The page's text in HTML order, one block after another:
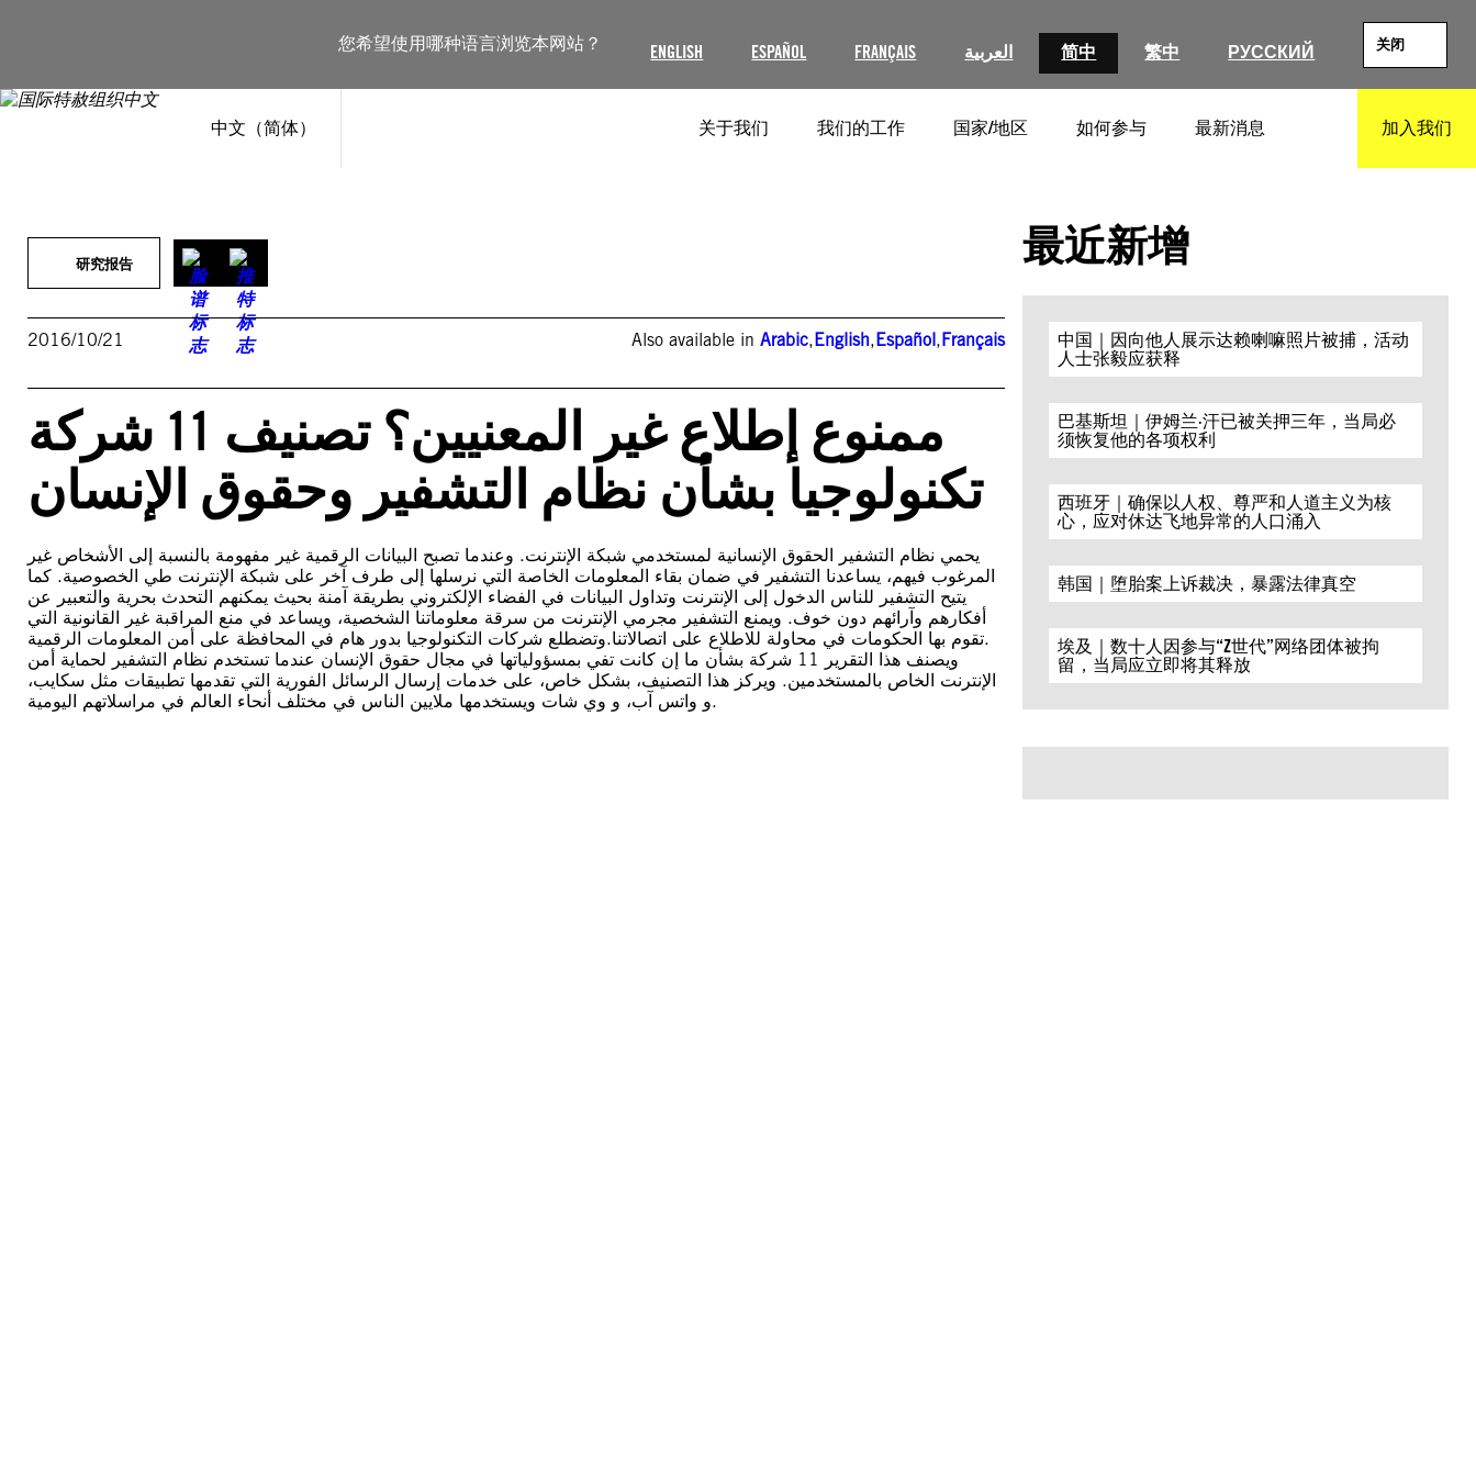
您希望使用哪种语言浏览本网站？ ENGLISH ESPAÑOL FRANÇAIS العربية 简中 繁中 РУССКИЙ 关闭
中文（简体） 关于我们 我们的工作 国家/地区 如何参与 最新消息 加入我们
研究报告
2016/10/21 Also available inArabic,English,Español,Français
ممنوع إطلاع غير المعنيين؟ تصنيف 11 شركة
تكنولوجيا بشأن نظام التشفير وحقوق الإنسان
يحمي نظام التشفير الحقوق الإنسانية لمستخدمي شبكة الإنترنت. وعندما تصبح البيانات الرقمية غير مفهومة بالنسبة إلى الأشخاص غير
المرغوب فيهم، يساعدنا التشفير في ضمان بقاء المعلومات الخاصة التي نرسلها إلى طرف آخر على شبكة الإنترنت طي الخصوصية. كما
يتيح التشفير للناس الدخول إلى الإنترنت وتداول البيانات في الفضاء الإلكتروني بطريقة آمنة بحيث يمكنهم التحدث بحرية والتعبير عن
أفكارهم وآرائهم دون خوف. ويمنع التشفير مجرمي الإنترنت من سرقة معلوماتنا الشخصية، ويساعد في منع المراقبة غير القانونية التي
تقوم بها الحكومات في محاولة للاطلاع على اتصالاتنا.وتضطلع شركات التكنولوجيا بدور هام في المحافظة على أمن المعلومات الرقمية.
ويصنف هذا التقرير 11 شركة بشأن ما إن كانت تفي بمسؤولياتها في مجال حقوق الإنسان عندما تستخدم نظام التشفير لحماية أمن
الإنترنت الخاص بالمستخدمين. ويركز هذا التصنيف، بشكل خاص، على خدمات إرسال الرسائل الفورية التي تقدمها تطبيقات مثل سكايب،
و واتس آب، و وي شات ويستخدمها ملايين الناس في مختلف أنحاء العالم في مراسلاتهم اليومية.
最近新增
中国｜因向他人展示达赖喇嘛照片被捕，活动
人士张毅应获释
巴基斯坦｜伊姆兰·汗已被关押三年，当局必
须恢复他的各项权利
西班牙｜确保以人权、尊严和人道主义为核
心，应对休达飞地异常的人口涌入
韩国｜堕胎案上诉裁决，暴露法律真空
埃及｜数十人因参与“Z世代”网络团体被拘
留，当局应立即将其释放